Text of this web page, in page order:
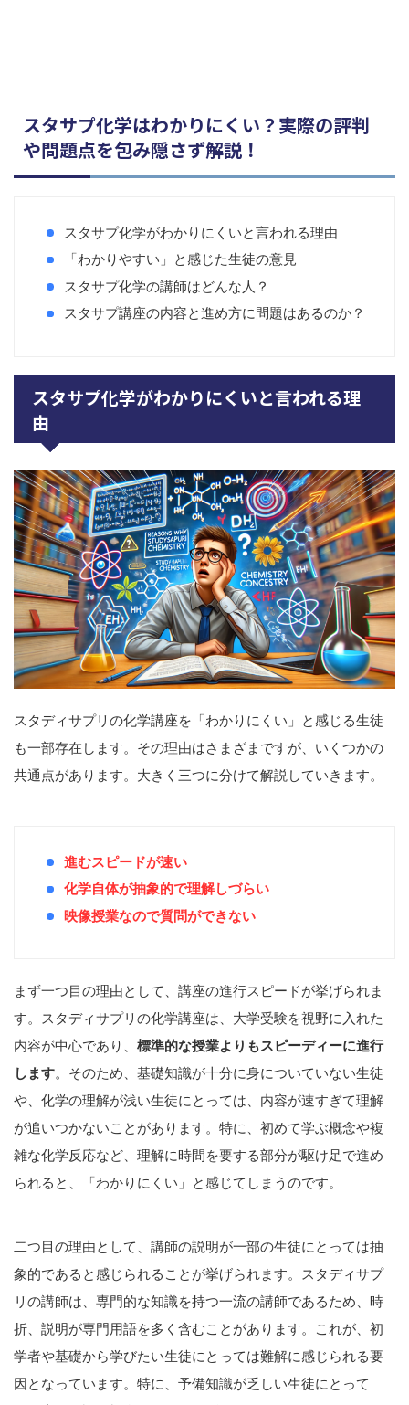
スタサプ化学はわかりにくい？実際の評判
や問題点を包み隠さず解説！
スタサプ化学がわかりにくいと言われる理由
「わかりやすい」と感じた生徒の意見
スタサプ化学の講師はどんな人？
スタサプ講座の内容と進め方に問題はあるのか？
スタサプ化学がわかりにくいと言われる理
由
スタディサプリの化学講座を「わかりにくい」と感じる生徒
も一部存在します。その理由はさまざまですが、いくつかの
共通点があります。大きく三つに分けて解説していきます。
進むスピードが速い
化学自体が抽象的で理解しづらい
映像授業なので質問ができない
まず一つ目の理由として、講座の進行スピードが挙げられま
す。スタディサプリの化学講座は、大学受験を視野に入れた
内容が中心であり、 標準的な授業よりもスピーディーに進行
します。そのため、基礎知識が十分に身についていない生徒
や、化学の理解が浅い生徒にとっては、内容が速すぎて理解
が追いつかないことがあります。特に、初めて学ぶ概念や複
雑な化学反応など、理解に時間を要する部分が駆け足で進め
られると、「わかりにくい」と感じてしまうのです。
二つ目の理由として、講師の説明が一部の生徒にとっては抽
象的であると感じられることが挙げられます。スタディサプ
リの講師は、専門的な知識を持つ一流の講師であるため、時
折、説明が専門用語を多く含むことがあります。これが、初
学者や基礎から学びたい生徒にとっては難解に感じられる要
因となっています。特に、予備知識が乏しい生徒にとって